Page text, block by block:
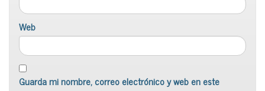
Web
Guarda mi nombre, correo electrónico y web en este